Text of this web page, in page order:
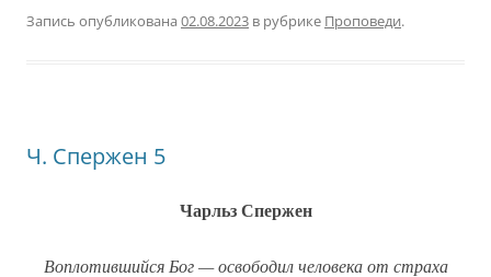
Запись опубликована 02.08.2023 в рубрике Проповеди.
Ч. Спержен 5
Чарльз Спержен
Воплотившийся Бог — освободил человека от страха